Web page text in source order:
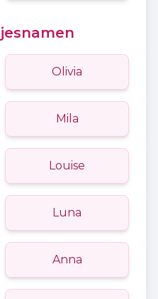
Olivia
Mila
Louise
Luna
Anna